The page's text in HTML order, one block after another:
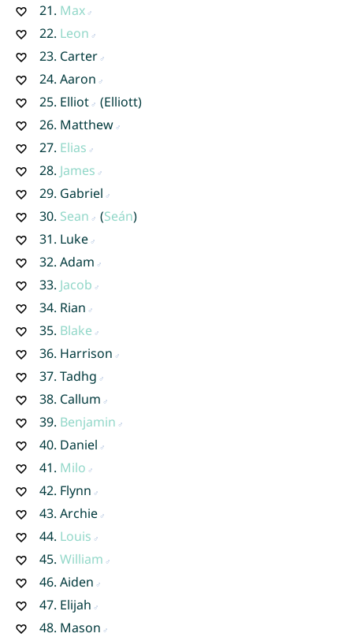
21. Max
22. Leon
23. Carter
24. Aaron
25. Elliot
(Elliott)
26. Matthew
27. Elias
28. James
29. Gabriel
30. Sean (Seán)
31. Luke
32. Adam
33. Jacob
34. Rian
35. Blake
36. Harrison
37. Tadhg
38. Callum
39. Benjamin
40. Daniel
41. Milo
42. Flynn
43. Archie
44. Louis
45. William
46. Aiden
47. Elijah
48. Mason